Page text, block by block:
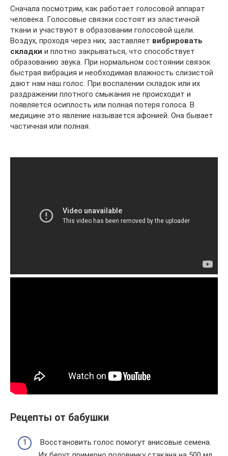
Сначала посмотрим, как работает голосовой аппарат
человека. Голосовые связки состоят из эластичной
ткани и участвуют в образовании голосовой щели.
Воздух, проходя через них, заставляет вибрировать
складки и плотно закрываться, что способствует
образованию звука. При нормальном состоянии связок
быстрая вибрация и необходимая влажность слизистой
дают нам наш голос. При воспалении складок или их
раздражении плотного смыкания не происходит и
появляется осиплость или полная потеря голоса. В
медицине это явление называется афонией. Она бывает
частичная или полная.
Рецепты от бабушки
Восстановить голос помогут анисовые семена.